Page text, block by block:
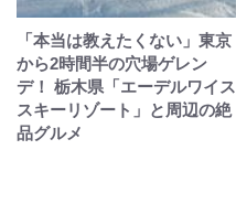
「本当は教えたくない」東京
から2時間半の穴場ゲレン
デ！ 栃木県「エーデルワイス
スキーリゾート」と周辺の絶
品グルメ